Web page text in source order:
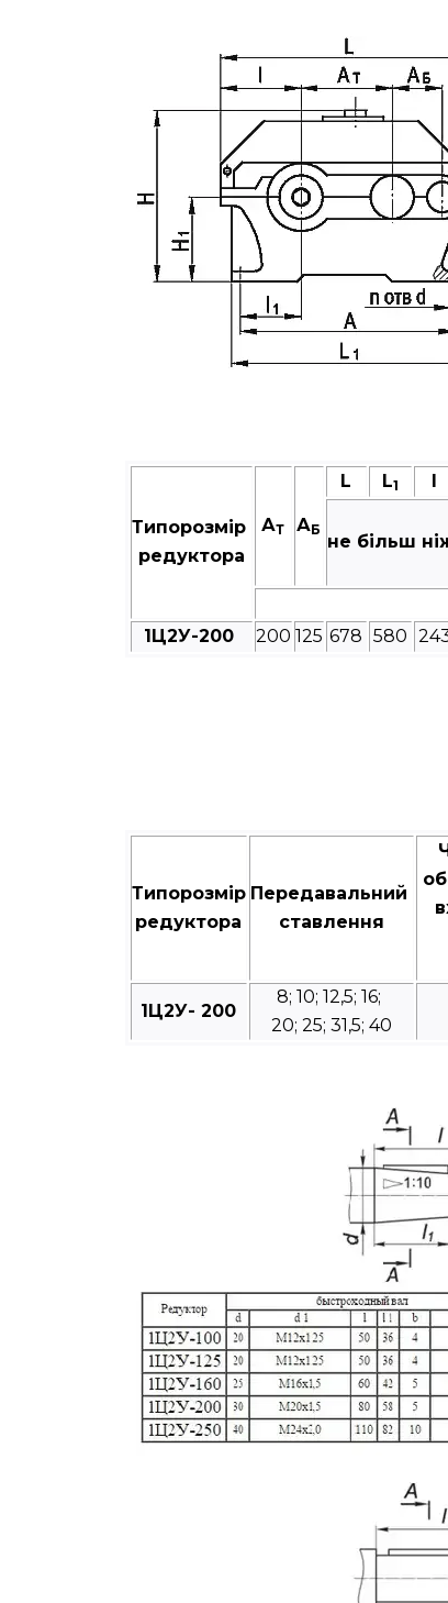
Типорозмір
редуктора
АТ АБ
L L1
не більш
1Ц2У-200
200 125 678 580
Типорозмір
редуктора
Передавальний
ставлення
1Ц2У- 200
8; 10; 12,5; 16;
20; 25; 31,5; 40